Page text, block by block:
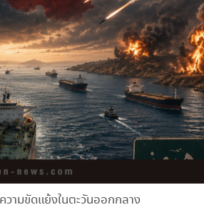
ามขัดแย้งในตะวันออกกลาง